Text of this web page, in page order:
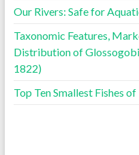
Our Rivers: Safe for
Taxonomic Features,
Distribution of
1822)
Top Ten Smallest Fishes